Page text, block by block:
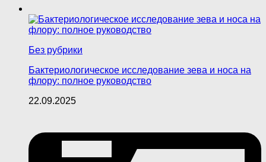
Без рубрики
Бактериологическое исследование зева и носа на
флору: полное руководство
22.09.2025